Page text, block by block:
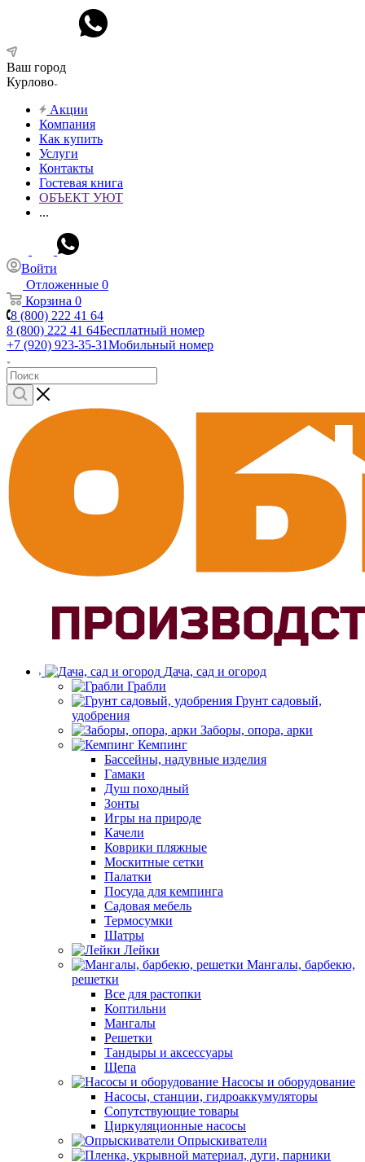
Ваш город
Курлово
Акции
Компания
Как купить
Услуги
Контакты
Гостевая книга
ОБЪЕКТ УЮТ
...
Войти
Отложенные 0
Корзина 0
8 (800) 222 41 64
8 (800) 222 41 64Бесплатный номер
+7 (920) 923-35-31Мобильный номер
Дача, сад и огород
Грабли
Грунт садовый,
удобрения
Заборы, опора, арки
Кемпинг
Бассейны, надувные изделия
Гамаки
Душ походный
Зонты
Игры на природе
Качели
Коврики пляжные
Москитные сетки
Палатки
Посуда для кемпинга
Садовая мебель
Термосумки
Шатры
Лейки
Мангалы, барбекю,
решетки
Все для растопки
Коптильни
Мангалы
Решетки
Тандыры и аксессуары
Щепа
Насосы и оборудование
Насосы, станции, гидроаккумуляторы
Сопутствующие товары
Циркуляционные насосы
Опрыскиватели